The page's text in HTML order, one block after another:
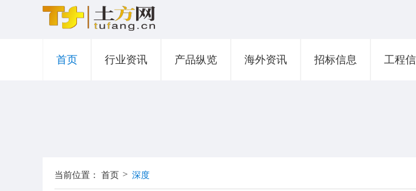
首页 行业资讯 产品纵览 海外资讯 招标信息 工程
当前位置： 首页 > 深度